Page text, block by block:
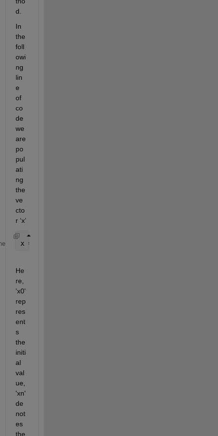
d.
In
the
foll
owi
ng
lin
e
of
co
de
we
are
po
pul
ati
ng
the
ve
cto
r ‘x’
x = (x0:h:xn);
He
re,
rep
res
ent
s
initi
al
val
ue,
'xn'
de
not
es
the